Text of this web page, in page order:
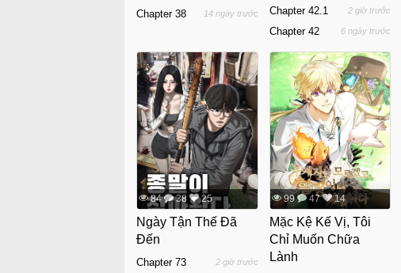
Chapter 38 14 ngày trước Chapter 42.1 2 giờ trước
Chapter 42 6 ngày trước
84 38 25
Ngày Tận Thế Đã
Đến
Chapter 73 2 giờ trước
99 47 14
Mặc Kệ Kế Vị, Tôi
Chỉ Muốn Chữa
Lành